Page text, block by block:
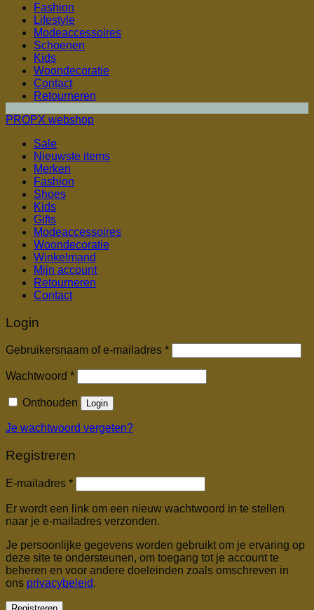
Fashion
Lifestyle
Modeaccessoires
Schoenen
Kids
Woondecoratie
Contact
Retourneren
PROPX webshop
Sale
Nieuwste items
Merken
Fashion
Shoes
Kids
Gifts
Modeaccessoires
Woondecoratie
Winkelmand
Mijn account
Retourneren
Contact
Login
Gebruikersnaam of e-mailadres *Vereist
Wachtwoord *Vereist
Onthouden Login
Je wachtwoord vergeten?
Registreren
E-mailadres *Vereist
Er wordt een link om een nieuw wachtwoord in te stellen
naar je e-mailadres verzonden.
Je persoonlijke gegevens worden gebruikt om je ervaring op
deze site te ondersteunen, om toegang tot je account te
beheren en voor andere doeleinden zoals omschreven in
ons privacybeleid.